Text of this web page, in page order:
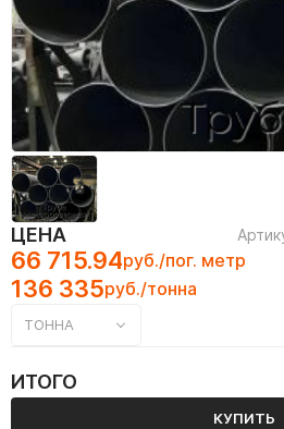
ЦЕНА
66 715.94руб./пог. метр
136 335руб./тонна
ТОННА
ИТОГО
КУПИТЬ